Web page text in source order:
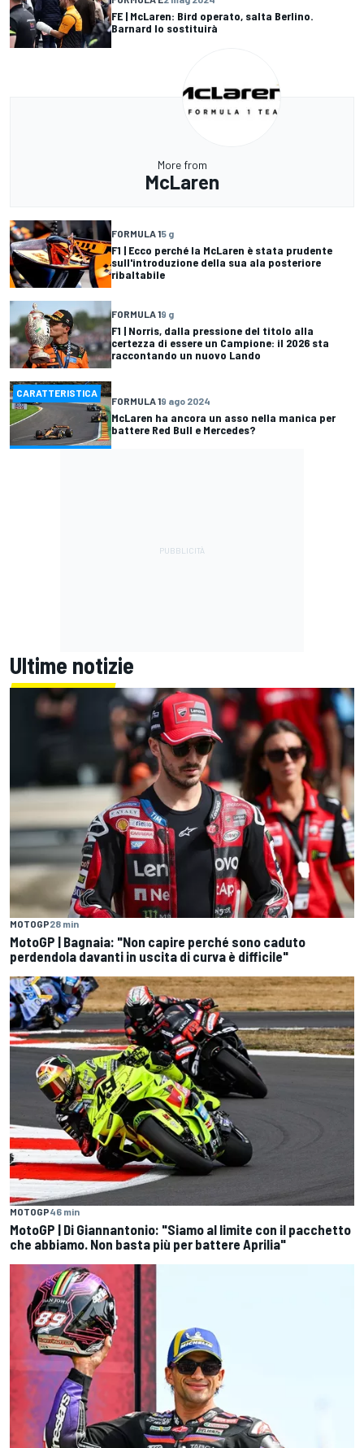
FE | McLaren: Bird operato, salta Berlino.
Barnard lo sostituirà
More from
McLaren
FORMULA 15 g
F1 | Ecco perché la McLaren è stata prudente
sull'introduzione della sua ala posteriore
ribaltabile
FORMULA 19 g
F1 | Norris, dalla pressione del titolo alla
certezza di essere un Campione: il 2026 sta
raccontando un nuovo Lando
CARATTERISTICA
FORMULA 19 ago 2024
McLaren ha ancora un asso nella manica per
battere Red Bull e Mercedes?
Ultime notizie
MOTOGP28 min
MotoGP | Bagnaia: "Non capire perché sono caduto
perdendola davanti in uscita di curva è difficile"
MOTOGP46 min
MotoGP | Di Giannantonio: "Siamo al limite con il pacchetto
che abbiamo. Non basta più per battere Aprilia"